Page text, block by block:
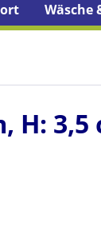
Wäsche
H: